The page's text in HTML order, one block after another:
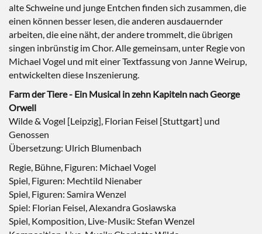
alte Schweine und junge Entchen finden sich zusammen, die
einen können besser lesen, die anderen ausdauernder
arbeiten, die eine näht, der andere trommelt, die übrigen
singen inbrünstig im Chor. Alle gemeinsam, unter Regie von
Michael Vogel und mit einer Textfassung von Janne Weirup,
entwickelten diese Inszenierung.
Farm der Tiere - Ein Musical in zehn Kapiteln nach George
Orwell
Wilde & Vogel [Leipzig], Florian Feisel [Stuttgart] und
Genossen
Übersetzung: Ulrich Blumenbach
Regie, Bühne, Figuren: Michael Vogel
Spiel, Figuren: Mechtild Nienaber
Spiel, Figuren: Samira Wenzel
Spiel: Florian Feisel, Alexandra Gosławska
Spiel, Komposition, Live-Musik: Stefan Wenzel